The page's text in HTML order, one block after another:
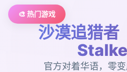
🎨 热门游戏
沙漠追猎
官方对着华语，零